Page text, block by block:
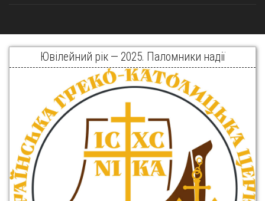
Ювілейний рік — 2025. Паломники надії